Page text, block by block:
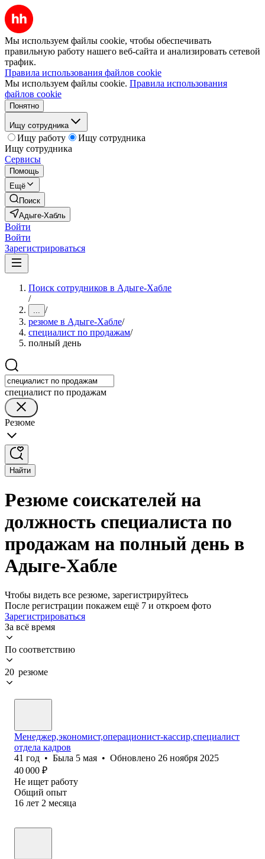
Мы используем файлы cookie, чтобы обеспечивать
правильную работу нашего веб-сайта и анализировать сетевой
трафик.
Правила использования файлов cookie
Мы используем файлы cookie. Правила использования
файлов cookie
Понятно
Ищу сотрудника
Ищу работу
Ищу сотрудника
Ищу сотрудника
Сервисы
Помощь
Ещё
Поиск
Адыге-Хабль
Войти
Войти
Зарегистрироваться
Поиск сотрудников в Адыге-Хабле
/
... /
резюме в Адыге-Хабле/
специалист по продажам/
полный день
специалист по продажам
Резюме
Найти
Резюме соискателей на
должность специалиста по
продажам на полный день в
Адыге-Хабле
Чтобы видеть все резюме, зарегистрируйтесь
После регистрации покажем ещё 7 и откроем фото
Зарегистрироваться
За всё время
По соответствию
20 резюме
Менеджер,экономист,операционист-кассир,специалист
отдела кадров
41 год • Была 5 мая • Обновлено 26 ноября 2025
40 000 ₽
Не ищет работу
Общий опыт
16 лет 2 месяца